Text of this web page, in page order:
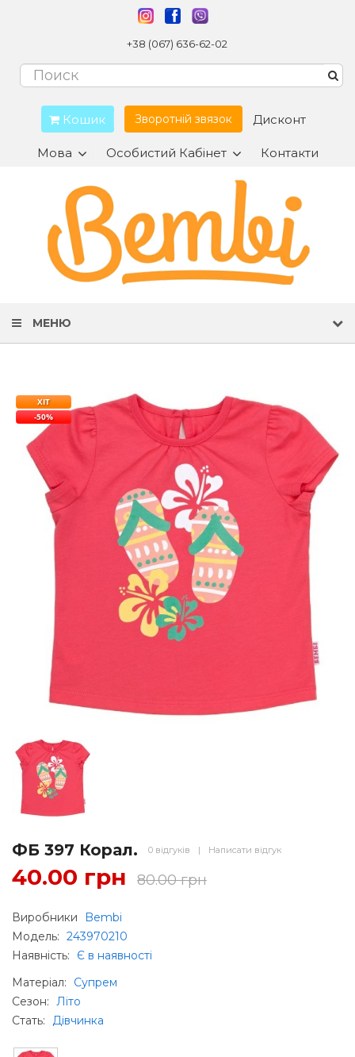
+38 (067) 636-62-02
Кошик Зворотній звязок Дисконт
Мова Особистий Кабінет Контакти
МЕНЮ
ХІТ
-50%
ФБ 397 Корал. 0 відгуків | Написати відгук
40.00 грн 80.00 грн
Виробники
Bembi
Модель: 243970210
Наявність:
Є в наявності
Матеріал:
Супрем
Сезон: Літо
Стать: Дівчинка